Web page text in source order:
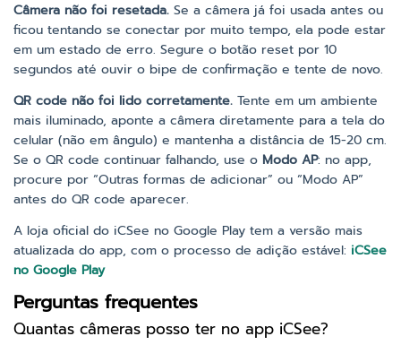
Câmera não foi resetada. Se a câmera já foi usada antes ou
ficou tentando se conectar por muito tempo, ela pode estar
em um estado de erro. Segure o botão reset por 10
segundos até ouvir o bipe de confirmação e tente de novo.
QR code não foi lido corretamente. Tente em um ambiente
mais iluminado, aponte a câmera diretamente para a tela do
celular (não em ângulo) e mantenha a distância de 15-20 cm.
Se o QR code continuar falhando, use o Modo AP: no app,
procure por “Outras formas de adicionar” ou “Modo AP”
antes do QR code aparecer.
A loja oficial do iCSee no Google Play tem a versão mais
atualizada do app, com o processo de adição estável: iCSee
no Google Play
Perguntas frequentes
Quantas câmeras posso ter no app iCSee?